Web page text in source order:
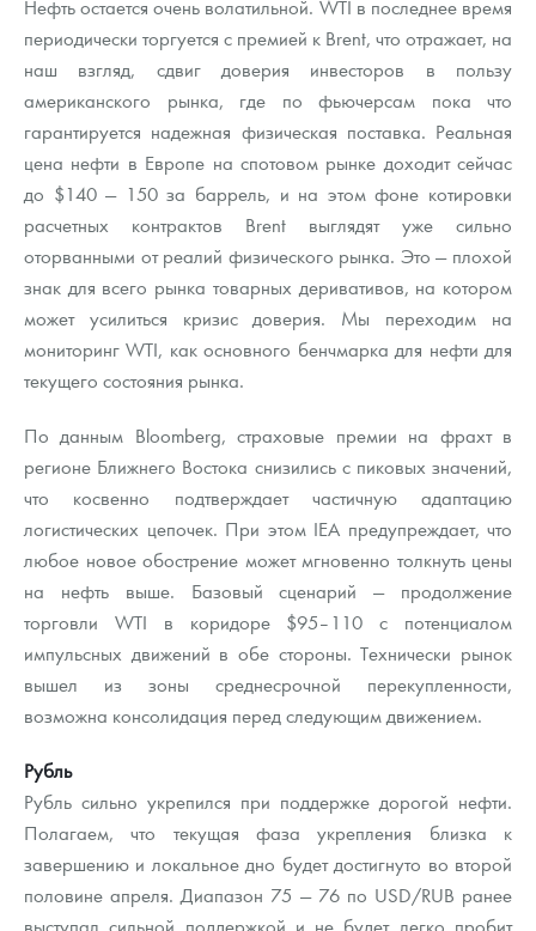
Русская нумизматика
Наборы подарочных и коллекционных монет
Монеты и жетоны из недрагоценных металлов
Книги по нумизматике
Нефть остается очень волатильной. WTI в последнее время
периодически торгуется с премией к Brent, что отражает, на
наш взгляд, сдвиг доверия инвесторов в пользу
американского рынка, где по фьючерсам пока что
гарантируется надежная физическая поставка. Реальная
цена нефти в Европе на спотовом рынке доходит сейчас
до $140 — 150 за баррель, и на этом фоне котировки
расчетных контрактов Brent выглядят уже сильно
оторванными от реалий физического рынка. Это — плохой
знак для всего рынка товарных деривативов, на котором
может усилиться кризис доверия. Мы переходим на
мониторинг WTI, как основного бенчмарка для нефти для
текущего состояния рынка.
По данным Bloomberg, страховые премии на фрахт в
регионе Ближнего Востока снизились с пиковых значений,
что косвенно подтверждает частичную адаптацию
логистических цепочек. При этом IEA предупреждает, что
любое новое обострение может мгновенно толкнуть цены
на нефть выше. Базовый сценарий — продолжение
торговли WTI в коридоре $95–110 с потенциалом
импульсных движений в обе стороны. Технически рынок
вышел из зоны среднесрочной перекупленности,
возможна консолидация перед следующим движением.
Рубль
Рубль сильно укрепился при поддержке дорогой нефти.
Полагаем, что текущая фаза укрепления близка к
завершению и локальное дно будет достигнуто во второй
половине апреля. Диапазон 75 — 76 по USD/RUB ранее